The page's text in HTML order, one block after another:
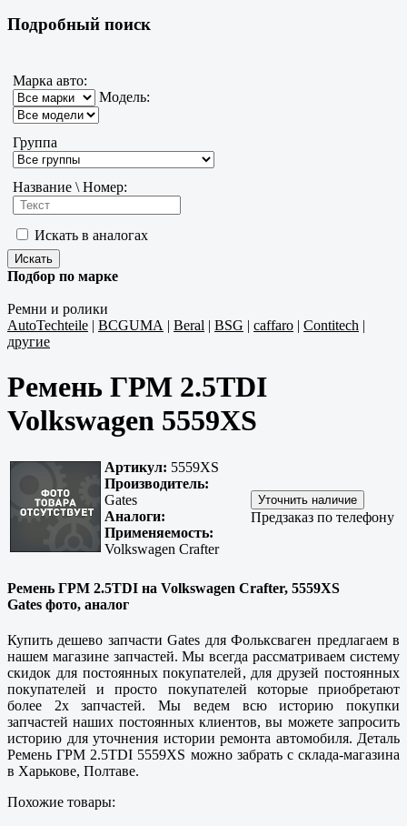
Подробный поиск
Марка авто:
Модель:
Группа
Название \ Номер:
Искать в аналогах
Подбор по марке
Ремни и ролики
AutoTechteile | BCGUMA | Beral | BSG | caffaro | Contitech |
другие
Ремень ГРМ 2.5TDI
Volkswagen 5559XS
Артикул: 5559XS
Производитель:
Gates
Аналоги:
Применяемость:
Volkswagen Crafter
Предзаказ по телефону
Ремень ГРМ 2.5TDI на Volkswagen Crafter, 5559XS
Gates фото, аналог
Купить дешево запчасти Gates для Фольксваген предлагаем в
нашем магазине запчастей. Мы всегда рассматриваем систему
скидок для постоянных покупателей, для друзей постоянных
покупателей и просто покупателей которые приобретают
более 2х запчастей. Мы ведем всю историю покупки
запчастей наших постоянных клиентов, вы можете запросить
историю для уточнения истории ремонта автомобиля. Деталь
Ремень ГРМ 2.5TDI 5559XS можно забрать с склада-магазина
в Харькове, Полтаве.
Похожие товары: